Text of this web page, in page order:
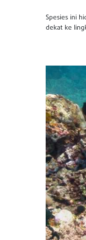
Spesies ini
dekat ke